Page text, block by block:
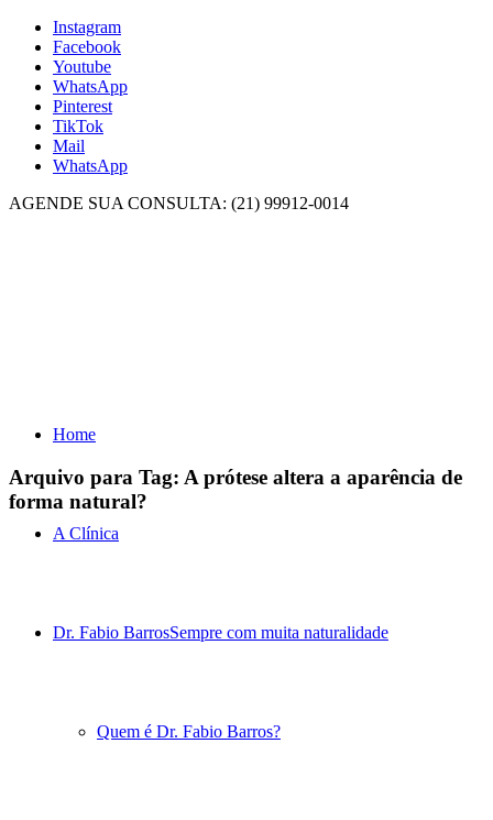
Instagram
Facebook
Youtube
WhatsApp
Pinterest
TikTok
Mail
WhatsApp
AGENDE SUA CONSULTA: (21) 99912-0014
Home
A Clínica
Dr. Fabio BarrosSempre com muita naturalidade
Quem é Dr. Fabio Barros?
Arquivo para Tag: A prótese altera a aparência de
forma natural?